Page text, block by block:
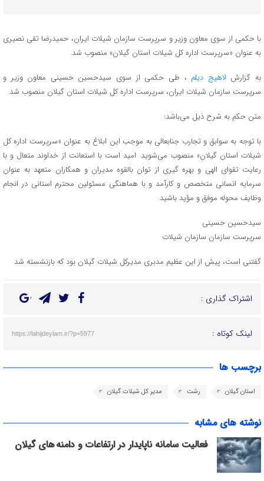
با حکمی از سوی معاون وزیر و سرپرست سازمان شیلات ایران، حمیدرضا تقی نصیری
به عنوان «سرپرست اداره کل شیلات استان گیلان» منصوب شد.
به گزارش لاهیج دیلم ، طی حکمی از سوی سیدحسین حسینی معاون وزیر و
سرپرست سازمان شیلات ایران، سرپرست اداره کل شیلات استان گیلان منصوب شد.
متن حکم به شرح ذیل می‌باشد:
با توجه به سوابق و تجارب جنابعالی به موجب این ابلاغ به عنوان «سرپرست اداره کل
شیلات استان گیلان» منصوب می‌شوید. امید است با استعانت از خداوند متعال و با
رعایت تقوای الهی و بهره گیری از توان بالقوه مدیران و همکاران متعهد به عنوان
سرمایه انسانی متخصص و کارآمد و با هماهنگی مسئولین محترم استانی در انجام
وظایف محوله موفق و مؤید باشید.
سیدحسین حسینی
سرپرست سازمان سازمان شیلات
گفتنی است، پیش از این عظیم مدبری مدیرکل شیلات گیلان بود که بازنشسته شد
اشتراک گذاری :
لینک کوتاه : https://lahijdeylam.ir/?p=5977
برچسب ها
استان گیلان رشت مدیر کل شیلات گیلان
نوشته های مشابه
فعالیت سامانه ناپایدار در ارتفاعات و دامنه های گیلان